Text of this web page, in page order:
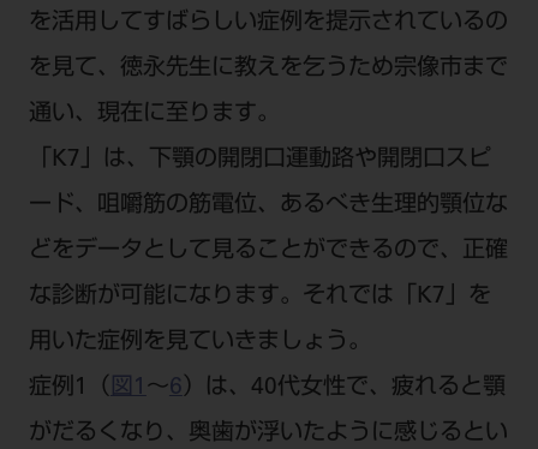
を活用してすばらしい症例を提示されているの
を見て、徳永先生に教えを乞うため宗像市まで
通い、現在に至ります。
「K7」は、下顎の開閉口運動路や開閉口スピ
ード、咀嚼筋の筋電位、あるべき生理的顎位な
どをデータとして見ることができるので、正確
な診断が可能になります。それでは「K7」を
用いた症例を見ていきましょう。
症例1（ 図1 ～6）は、40代女性で、疲れると顎
がだるくなり、奥歯が浮いたように感じるとい
FAX / 0800-222-6480（無料）
IP電話・ひかり電話は繋がらない場合がありま
受付時間 月～金 9:00～17:00 （祝日・夏季休
暇、年末年始を除く）
歯科医療従事者専用窓口となります。
業所へお問い合わせ願います。
企業情報